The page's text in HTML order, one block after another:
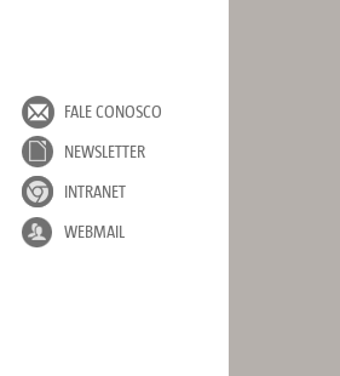
FALE CONOSCO
NEWSLETTER
INTRANET
WEBMAIL